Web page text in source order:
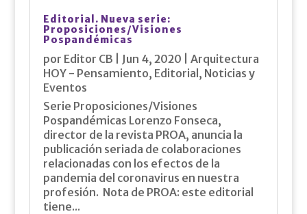
Editorial. Nueva serie:
Proposiciones/Visiones
Pospandémicas
por Editor CB Jun 4, 2020
Arquitectura
HOY - Pensamiento, Editorial, Noticias y
Eventos
Serie Proposiciones/Visiones
Pospandémicas Lorenzo Fonseca,
director de la revista PROA, anuncia la
publicación seriada de colaboraciones
relacionadas con los efectos de la
pandemia del coronavirus en nuestra
profesión. Nota de PROA: este editorial
tiene...